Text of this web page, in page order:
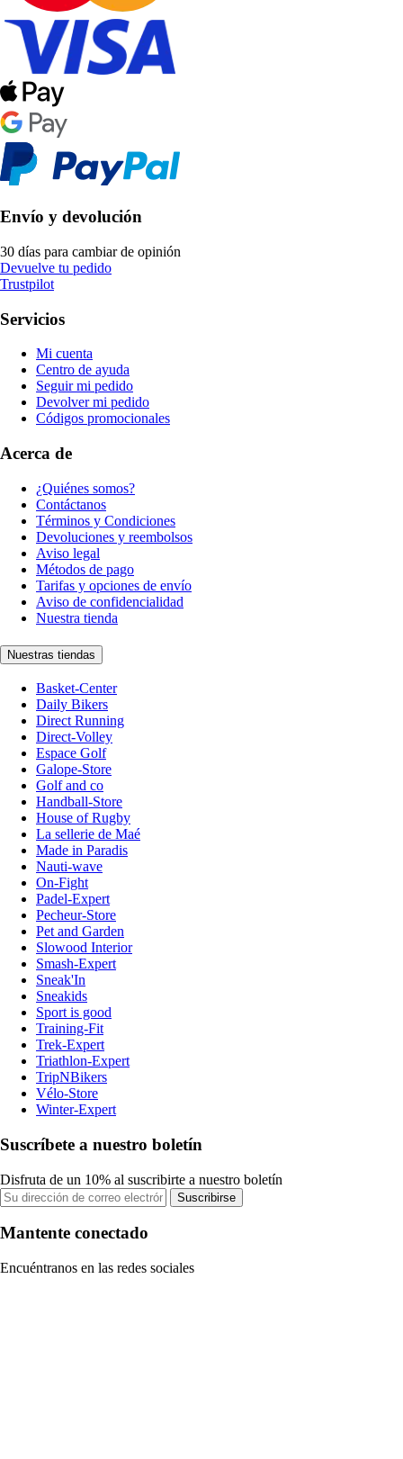
Envío y devolución
30 días para cambiar de opinión
Devuelve tu pedido
Trustpilot
Servicios
Mi cuenta
Centro de ayuda
Seguir mi pedido
Devolver mi pedido
Códigos promocionales
Acerca de
¿Quiénes somos?
Contáctanos
Términos y Condiciones
Devoluciones y reembolsos
Aviso legal
Métodos de pago
Tarifas y opciones de envío
Aviso de confidencialidad
Nuestra tienda
Nuestras tiendas
Basket-Center
Daily Bikers
Direct Running
Direct-Volley
Espace Golf
Galope-Store
Golf and co
Handball-Store
House of Rugby
La sellerie de Maé
Made in Paradis
Nauti-wave
On-Fight
Padel-Expert
Pecheur-Store
Pet and Garden
Slowood Interior
Smash-Expert
Sneak'In
Sneakids
Sport is good
Training-Fit
Trek-Expert
Triathlon-Expert
TripNBikers
Vélo-Store
Winter-Expert
Suscríbete a nuestro boletín
Disfruta de un 10% al suscribirte a nuestro boletín
Suscribirse
Mantente conectado
Encuéntranos en las redes sociales